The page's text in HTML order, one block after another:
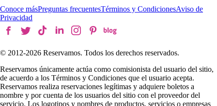
Conoce másPreguntas frecuentesTérminos y CondicionesAviso de
Privacidad
© 2012-2026 Reservamos. Todos los derechos reservados.
Reservamos únicamente actúa como comisionista del usuario del sitio,
de acuerdo a los Términos y Condiciones que el usuario acepta.
Reservamos realiza reservaciones legítimas y adquiere boletos a
nombre y por cuenta de los usuarios del sitio con el proveedor del
servicio. Los logotipos y nombres de productos, servicios o empresas